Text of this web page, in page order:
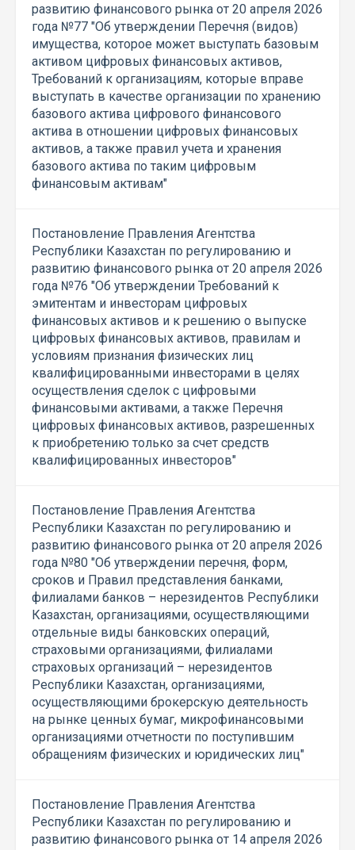
развитию финансового рынка от 20 апреля 2026
года №77 "Об утверждении Перечня (видов)
имущества, которое может выступать базовым
активом цифровых финансовых активов,
Требований к организациям, которые вправе
выступать в качестве организации по хранению
базового актива цифрового финансового
актива в отношении цифровых финансовых
активов, а также правил учета и хранения
базового актива по таким цифровым
финансовым активам"
Постановление Правления Агентства
Республики Казахстан по регулированию и
развитию финансового рынка от 20 апреля 2026
года №76 "Об утверждении Требований к
эмитентам и инвесторам цифровых
финансовых активов и к решению о выпуске
цифровых финансовых активов, правилам и
условиям признания физических лиц
квалифицированными инвесторами в целях
осуществления сделок с цифровыми
финансовыми активами, а также Перечня
цифровых финансовых активов, разрешенных
к приобретению только за счет средств
квалифицированных инвесторов"
Постановление Правления Агентства
Республики Казахстан по регулированию и
развитию финансового рынка от 20 апреля 2026
года №80 "Об утверждении перечня, форм,
сроков и Правил представления банками,
филиалами банков – нерезидентов Республики
Казахстан, организациями, осуществляющими
отдельные виды банковских операций,
страховыми организациями, филиалами
страховых организаций – нерезидентов
Республики Казахстан, организациями,
осуществляющими брокерскую деятельность
на рынке ценных бумаг, микрофинансовыми
организациями отчетности по поступившим
обращениям физических и юридических лиц"
Постановление Правления Агентства
Республики Казахстан по регулированию и
развитию финансового рынка от 14 апреля 2026